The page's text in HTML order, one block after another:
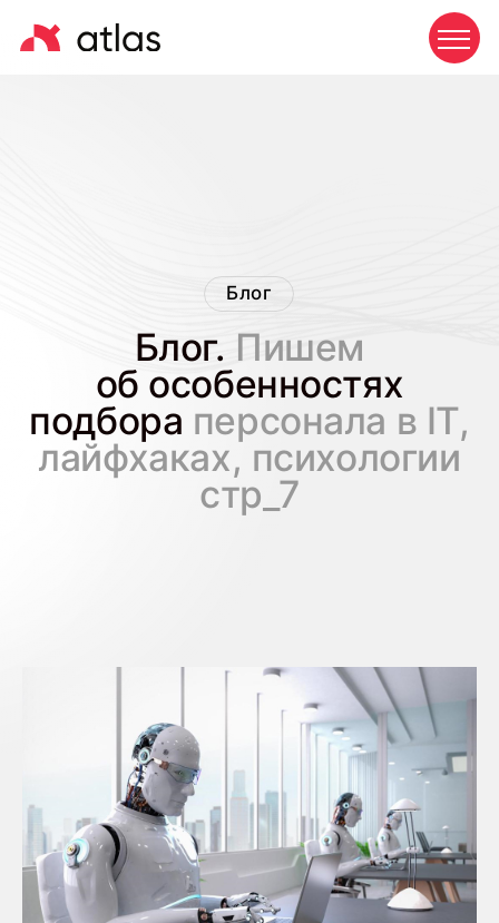
об особенностях
персонала в IT,
лайфхаках, психологии
стр_7